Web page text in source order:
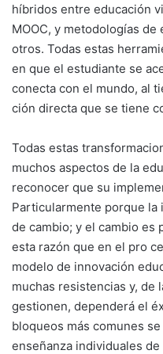
híbridos entre educación
MOOC, y metodologías
otros. Todas estas
en que el estudiante se
conecta con el mundo, al
ción directa que se tiene
Todas estas
muchos aspectos de la
reconocer que su
Particularmente porque
de cambio; y el cambio es
esta razón que en el pro
modelo de innovación
muchas resistencias y, de
gestionen, dependerá el
bloqueos más comunes
enseñanza individuales